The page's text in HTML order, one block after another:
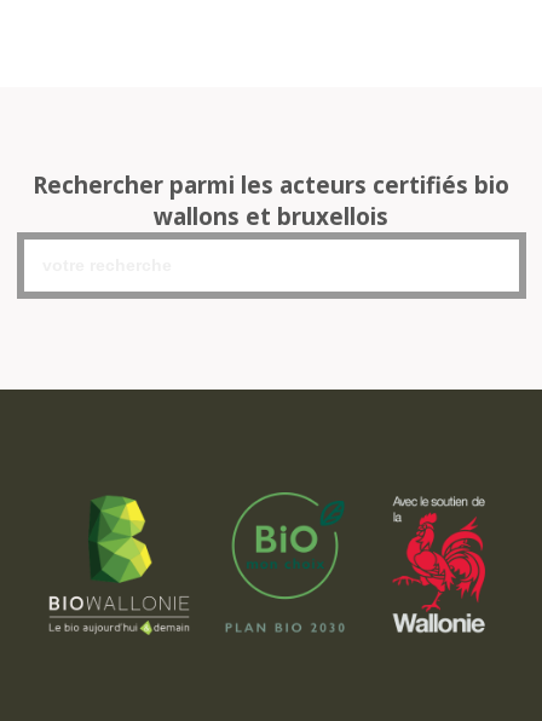
Rechercher parmi les acteurs certifiés bio
wallons et bruxellois